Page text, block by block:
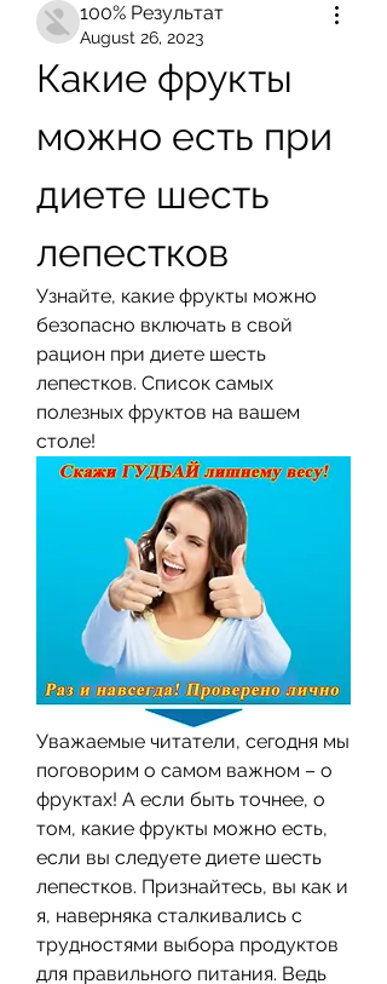
100% Результат
August 26, 2023
Какие фрукты
можно есть при
диете шесть
лепестков
Узнайте, какие фрукты можно
безопасно включать в свой
рацион при диете шесть
лепестков. Список самых
полезных фруктов на вашем
столе!
Уважаемые читатели, сегодня мы
поговорим о самом важном – о
фруктах! А если быть точнее, о
том, какие фрукты можно есть,
если вы следуете диете шесть
лепестков. Признайтесь, вы как и
я, наверняка сталкивались с
трудностями выбора продуктов
для правильного питания. Ведь